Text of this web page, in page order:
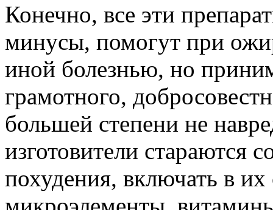
Конечно, все эти
минусы, помогут при
иной болезнью, но
грамотного,
большей степени не
изготовители стараются
похудения, включать в их